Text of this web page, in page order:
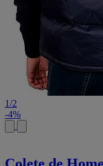
1/2
-4%